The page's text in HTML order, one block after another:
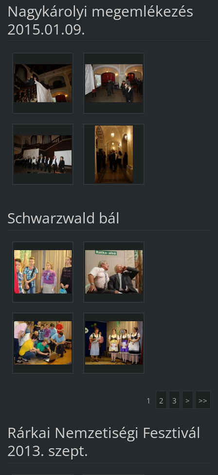
Nagykárolyi megemlékezés
2015.01.09.
Schwarzwald bál
1 2 3 > >>
Rárkai Nemzetiségi Fesztivál
2013. szept.